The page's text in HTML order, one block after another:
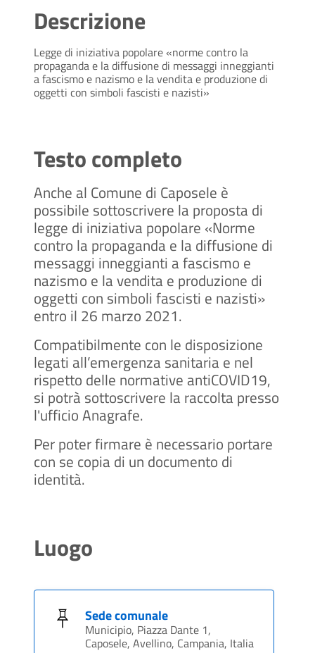
Descrizione
Legge di iniziativa popolare «norme contro la
propaganda e la diffusione di messaggi inneggianti
a fascismo e nazismo e la vendita e produzione di
oggetti con simboli fascisti e nazisti»
Testo completo
Anche al Comune di Caposele è
possibile sottoscrivere la proposta di
legge di iniziativa popolare «Norme
contro la propaganda e la diffusione di
messaggi inneggianti a fascismo e
nazismo e la vendita e produzione di
oggetti con simboli fascisti e nazisti»
entro il 26 marzo 2021.
Compatibilmente con le disposizione
legati all’emergenza sanitaria e nel
rispetto delle normative antiCOVID19,
si potrà sottoscrivere la raccolta presso
l'ufficio Anagrafe.
Per poter firmare è necessario portare
con se copia di un documento di
identità.
Luogo
Sede comunale
Municipio, Piazza Dante 1,
Caposele, Avellino, Campania, Italia